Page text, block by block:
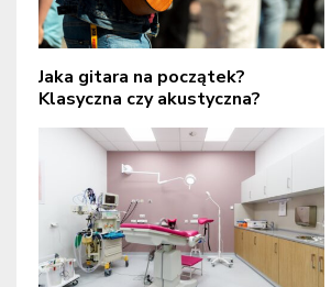
Jaka gitara na początek?
Klasyczna czy akustyczna?